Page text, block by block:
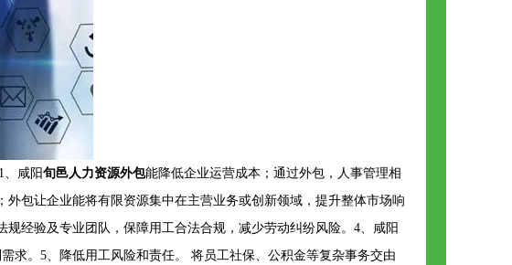
、咸阳旬邑人力资源外包能降低企业运营成本；通过外包，人事管理相
包让企业能将有限资源集中在主营业务或创新领域，提升整体市场响
经验及专业团队，保障用工合法合规，减少劳动纠纷风险。4、咸阳
求。5、降低用工风险和责任。 将员工社保、公积金等复杂事务交由